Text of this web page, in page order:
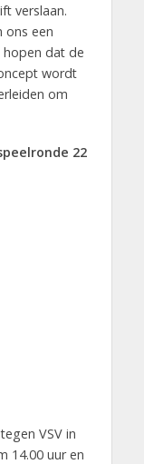
verslaan.
ons een
dat de
wordt
om
22
VSV in
14.00 uur en